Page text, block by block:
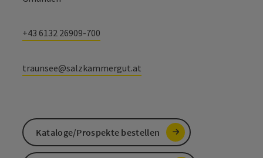
+43 6132 26909-700
traunsee@salzkammergut.at
Kataloge/Prospekte bestellen